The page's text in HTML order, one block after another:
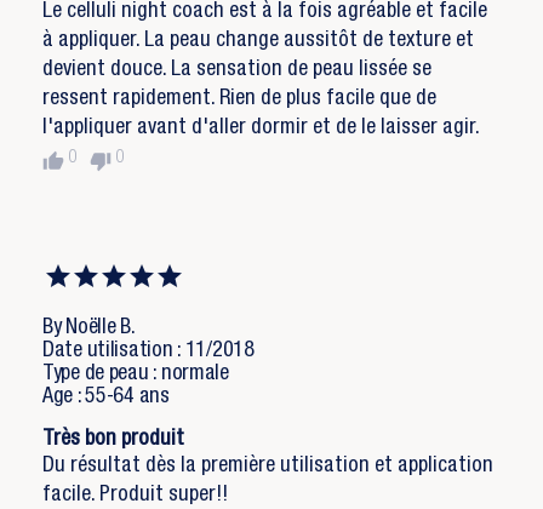
Le celluli night coach est à la fois agréable et facile
à appliquer. La peau change aussitôt de texture et
devient douce. La sensation de peau lissée se
ressent rapidement. Rien de plus facile que de
l'appliquer avant d'aller dormir et de le laisser agir.
thumb_up 0 thumb_down 0
By Noëlle B.
Date utilisation : 11/2018
Type de peau : normale
Age : 55-64 ans
Très bon produit
Du résultat dès la première utilisation et application
facile. Produit super!!